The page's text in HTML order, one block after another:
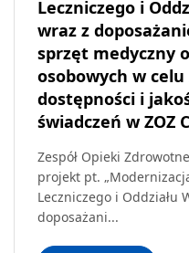
Leczniczego i
wraz z
sprzęt medyczny
osobowych w
dostępności i
świadczeń w ZOZ
Zespół Opieki
projekt pt.
Leczniczego i Oddziału
doposażani...